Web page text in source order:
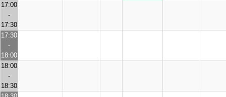
17:00
-
17:30
17:30
-
18:00
18:00
-
18:30